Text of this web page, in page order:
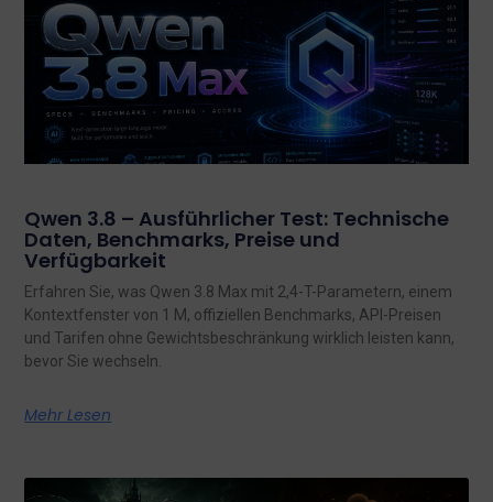
Qwen 3.8 – Ausführlicher Test: Technische
Daten, Benchmarks, Preise und
Verfügbarkeit
Erfahren Sie, was Qwen 3.8 Max mit 2,4-T-Parametern, einem
Kontextfenster von 1 M, offiziellen Benchmarks, API-Preisen
und Tarifen ohne Gewichtsbeschränkung wirklich leisten kann,
bevor Sie wechseln.
Mehr Lesen